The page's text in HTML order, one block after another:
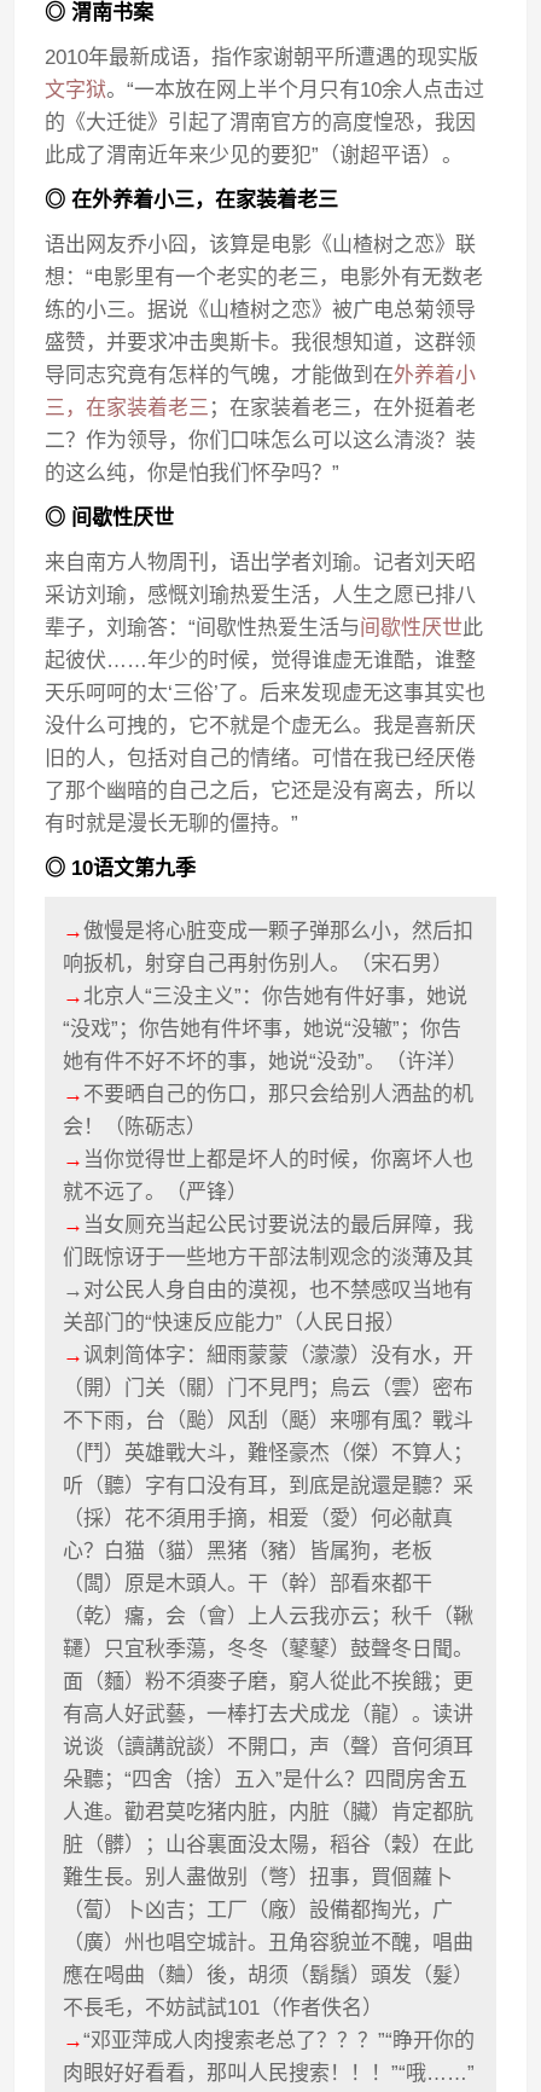
◎ 渭南书案
2010年最新成语，指作家谢朝平所遭遇的现实版
文字狱。“一本放在网上半个月只有10余人点击过
的《大迁徙》引起了渭南官方的高度惶恐，我因
此成了渭南近年来少见的要犯”（谢超平语）。
◎ 在外养着小三，在家装着老三
语出网友乔小囧，该算是电影《山楂树之恋》联
想：“电影里有一个老实的老三，电影外有无数老
练的小三。据说《山楂树之恋》被广电总菊领导
盛赞，并要求冲击奥斯卡。我很想知道，这群领
导同志究竟有怎样的气魄，才能做到在外养着小
三，在家装着老三 ；在家装着老三，在外挺着老
二？作为领导，你们口味怎么可以这么清淡？装
的这么纯，你是怕我们怀孕吗？”
◎ 间歇性厌世
来自南方人物周刊，语出学者刘瑜。记者刘天昭
采访刘瑜，感慨刘瑜热爱生活，人生之愿已排八
辈子，刘瑜答：“间歇性热爱生活与间歇性厌世此
起彼伏……年少的时候，觉得谁虚无谁酷，谁整
天乐呵呵的太‘三俗’了。后来发现虚无这事其实也
没什么可拽的，它不就是个虚无么。我是喜新厌
旧的人，包括对自己的情绪。可惜在我已经厌倦
了那个幽暗的自己之后，它还是没有离去，所以
有时就是漫长无聊的僵持。”
◎ 10语文第九季
→傲慢是将心脏变成一颗子弹那么小，然后扣
响扳机，射穿自己再射伤别人。（宋石男）
→北京人“三没主义”：你告她有件好事，她说
“没戏”；你告她有件坏事，她说“没辙”；你告
她有件不好不坏的事，她说“没劲”。（许洋）
→ 不要晒自己的伤口，那只会给别人洒盐的机
会！（陈砺志）
→ 当你觉得世上都是坏人的时候，你离坏人也
就不远了。（严锋）
→ 当女厕充当起公民讨要说法的最后屏障，我
们既惊讶于一些地方干部法制观念的淡薄及其
→对公民人身自由的漠视，也不禁感叹当地有
关部门的“快速反应能力”（人民日报）
→讽刺简体字：細雨蒙蒙（濛濛）没有水，开
（開）门关（關）门不見門；烏云（雲）密布
不下雨，台（颱）风刮（颳）来哪有風？戰斗
（鬥）英雄戰大斗，難怪豪杰（傑）不算人；
听（聽）字有口没有耳，到底是說還是聽？采
（採）花不須用手摘，相爱（愛）何必献真
心？白猫（貓）黑猪（豬）皆属狗，老板
（闆）原是木頭人。干（幹）部看來都干
（乾）癟，会（會）上人云我亦云；秋千（鞦
韆）只宜秋季蕩，冬冬（鼕鼕）鼓聲冬日聞。
面（麵）粉不須麥子磨，窮人從此不挨餓；更
有高人好武藝，一棒打去犬成龙（龍）。读讲
说谈（讀講說談）不開口，声（聲）音何須耳
朵聽；“四舍（捨）五入”是什么？四間房舍五
人進。勸君莫吃猪内脏，内脏（臟）肯定都肮
脏（髒）；山谷裏面没太陽，稻谷（穀）在此
難生長。别人盡做别（彆）扭事，買個蘿卜
（蔔）卜凶吉；工厂（廠）設備都掏光，广
（廣）州也唱空城計。丑角容貌並不醜，唱曲
應在喝曲（麯）後，胡须（鬍鬚）頭发（髮）
不長毛，不妨試試101（作者佚名）
→“邓亚萍成人肉搜索老总了？？？”“睁开你的
肉眼好好看看，那叫人民搜索！！！”“哦……”